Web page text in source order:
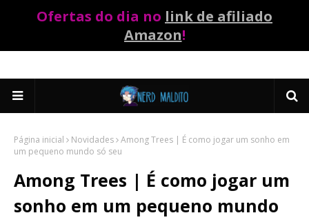
Ofertas do dia no link de afiliado
Amazon!
Página inicial Novidades Among Trees | É como jogar um sonho em
um pequeno mundo só seu
Among Trees | É como jogar um
sonho em um pequeno mundo